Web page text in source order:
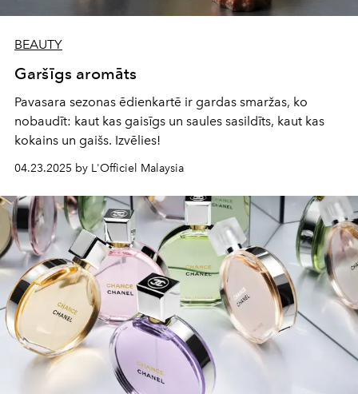
BEAUTY
Garšīgs aromāts
Pavasara sezonas ēdienkartē ir gardas smaržas, ko
nobaudīt: kaut kas gaisīgs un saules sasildīts, kaut kas
kokains un gaišs. Izvēlies!
04.23.2025 by L'Officiel Malaysia